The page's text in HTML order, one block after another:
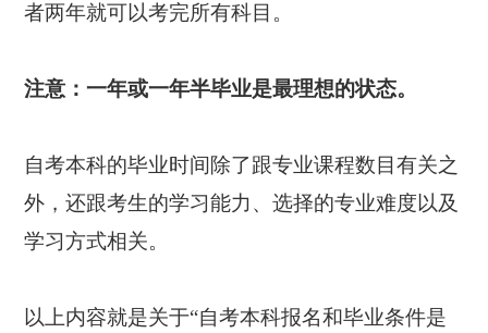
者两年就可以考完所有科目。
注意：一年或一年半毕业是最理想的状态。
自考本科的毕业时间除了跟专业课程数目有关之
外，还跟考生的学习能力、选择的专业难度以及
学习方式相关。
以上内容就是关于“自考本科报名和毕业条件是